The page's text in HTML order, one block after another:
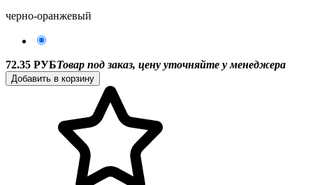
черно-оранжевый
72.35 РУБТовар под заказ, цену уточняйте у менеджера
Добавить в корзину